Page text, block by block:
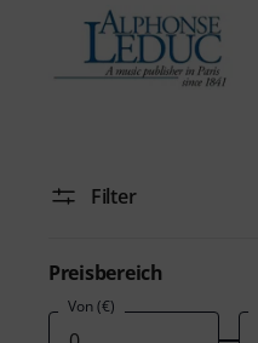
Filter
Preisbereich
Von (€)